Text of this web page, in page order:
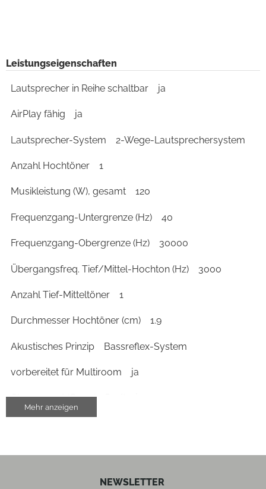
Leistungseigenschaften
Lautsprecher in Reihe schaltbar ja
AirPlay fähig ja
Lautsprecher-System 2-Wege-Lautsprechersystem
Anzahl Hochtöner 1
Musikleistung (W), gesamt 120
Frequenzgang-Untergrenze (Hz) 40
Frequenzgang-Obergrenze (Hz) 30000
Übergangsfreq. Tief/Mittel-Hochton (Hz) 3000
Anzahl Tief-Mitteltöner 1
Durchmesser Hochtöner (cm) 1.9
Akustisches Prinzip Bassreflex-System
vorbereitet für Multiroom ja
Chromecast (Google Cast)
Mehr anzeigen
NEWSLETTER